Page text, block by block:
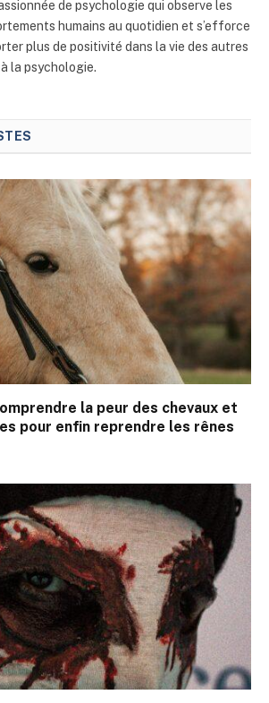
de psychologie qui observe les
humains au quotidien et s’efforce
plus de positivité dans la vie des autres
la psychologie.
la peur des chevaux et
pour enfin reprendre les rênes